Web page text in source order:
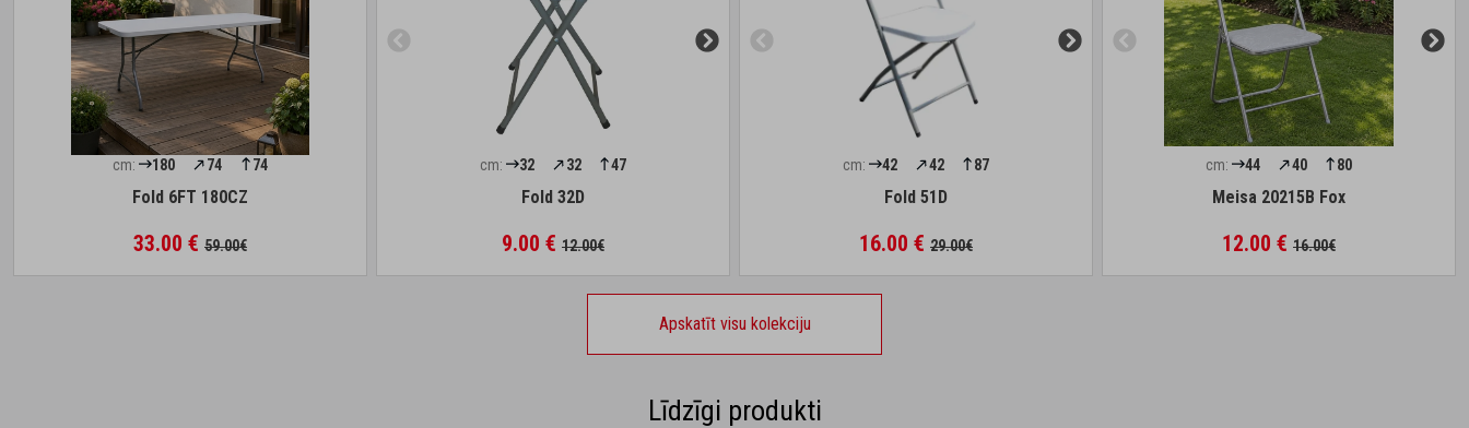
cm: 180 74 74
Fold 6FT 180CZ
33.00 € 59.00€
cm: 32 32 47
Fold 32D
9.00 € 12.00€
cm: 42 42 87
Fold 51D
16.00 € 29.00€
cm: 44 40 80
Meisa 20215B Fox
12.00 € 16.00€
Apskatīt visu kolekciju
Līdzīgi produkti